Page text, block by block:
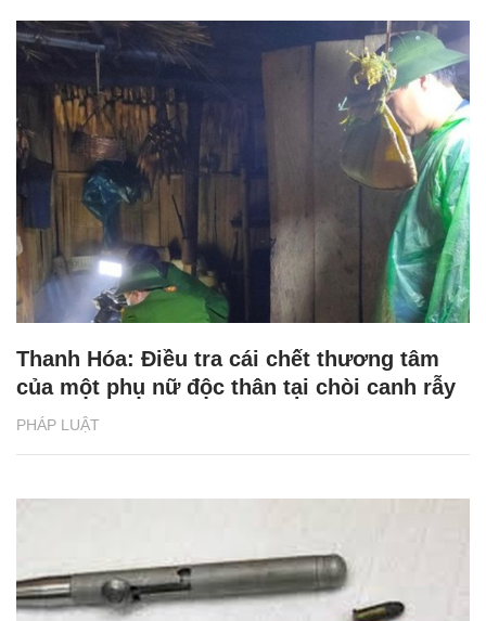
PHÁP LUẬT
Thanh Hóa: Điều tra cái chết thương tâm
của một phụ nữ độc thân tại chòi canh rẫy